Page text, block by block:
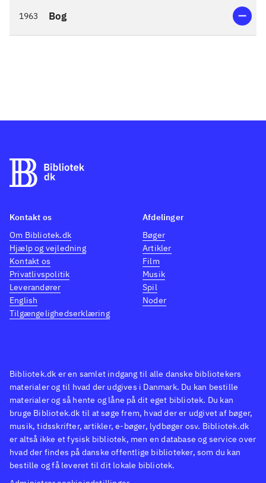
1963 Bog
Bibliotek.dk er en samlet indgang til alle danske bibliotekers
materialer og til hvad der udgives i Danmark. Du kan bestille
materialer og så hente og låne på dit eget bibliotek. Du kan
bruge Bibliotek.dk til at søge frem, hvad der er udgivet af bøger,
musik, tidsskrifter, artikler, e-bøger, lydbøger osv. Bibliotek.dk
er altså ikke et fysisk bibliotek, men en database og service over
hvad der findes på danske offentlige biblioteker, som du kan
bestille og få leveret til dit lokale bibliotek.
Kontakt os
Om Bibliotek.dk
Hjælp og vejledning
Kontakt os
Privatlivspolitik
Leverandører
English
Tilgængelighedserklæring
Afdelinger
Bøger
Artikler
Film
Musik
Spil
Noder